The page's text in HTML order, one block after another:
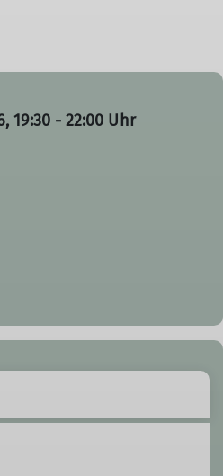
19:30 - 22:00 Uhr